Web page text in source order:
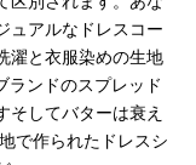
ュアルなドレスコー
濯と衣服染めの生地
ランドのスプレッド
そしてバターは衰え
で作られたドレスシ